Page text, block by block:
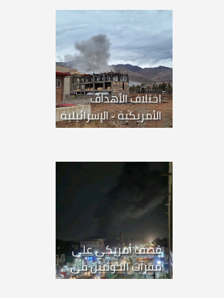
اختلاف الأهداف
الأمريكية - الإسرائيلية
في إيران
قصف أمريكي على
مقرات الحوثيين في
صنعاء.. والمليشيا تُقر